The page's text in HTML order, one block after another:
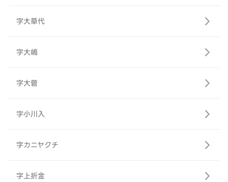
字大草代
字大嶋
字大菅
字小川入
字カニヤクチ
字上折金